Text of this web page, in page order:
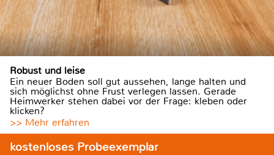
Robust und leise
Ein neuer Boden soll gut aussehen, lange halten und
sich möglichst ohne Frust verlegen lassen. Gerade
Heimwerker stehen dabei vor der Frage: kleben oder
klicken?
>> Mehr erfahren
kostenloses Probeexemplar